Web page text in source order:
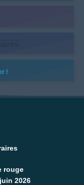
!
rouge
2026